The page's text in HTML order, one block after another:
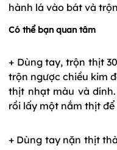
hành lá vào bát và
Có thể bạn quan tâm
+ Dùng tay, trộn thịt
trộn ngược chiều kim
thịt nhạt màu và
rồi lấy một nắm thịt để
+ Dùng tay nặn thịt